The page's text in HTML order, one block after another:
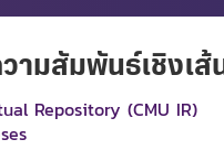
ามสัมพันธ์เชิงเ
Repository (CMU IR)